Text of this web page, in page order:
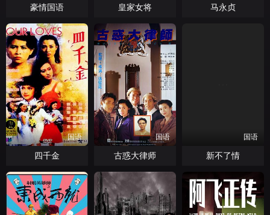
豪情国语 皇家女将 马永贞
国语
四千金
国语
古惑大律师
国语
新不了情